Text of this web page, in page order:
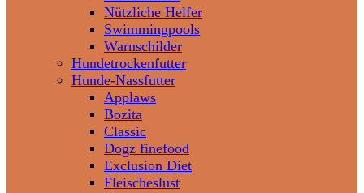
Nützliche Helfer
Swimmingpools
Warnschilder
Hundetrockenfutter
Hunde-Nassfutter
Applaws
Bozita
Classic
Dogz finefood
Exclusion Diet
Fleischeslust